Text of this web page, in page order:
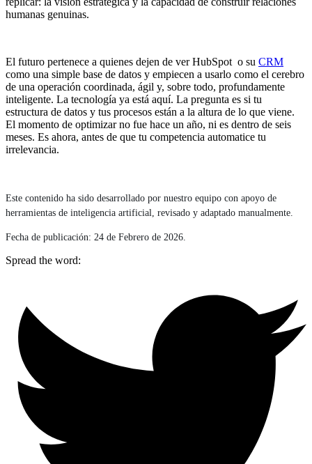
humanas genuinas.
El futuro pertenece a quienes dejen de ver HubSpot o su CRM
como una simple base de datos y empiecen a usarlo como el cerebro
de una operación coordinada, ágil y, sobre todo, profundamente
inteligente. La tecnología ya está aquí. La pregunta es si tu
estructura de datos y tus procesos están a la altura de lo que viene.
El momento de optimizar no fue hace un año, ni es dentro de seis
meses. Es ahora, antes de que tu competencia automatice tu
irrelevancia.
Este contenido ha sido desarrollado por nuestro equipo con apoyo de
herramientas de inteligencia artificial, revisado y adaptado manualmente.
Fecha de publicación: 24 de Febrero de 2026.
Spread the word: